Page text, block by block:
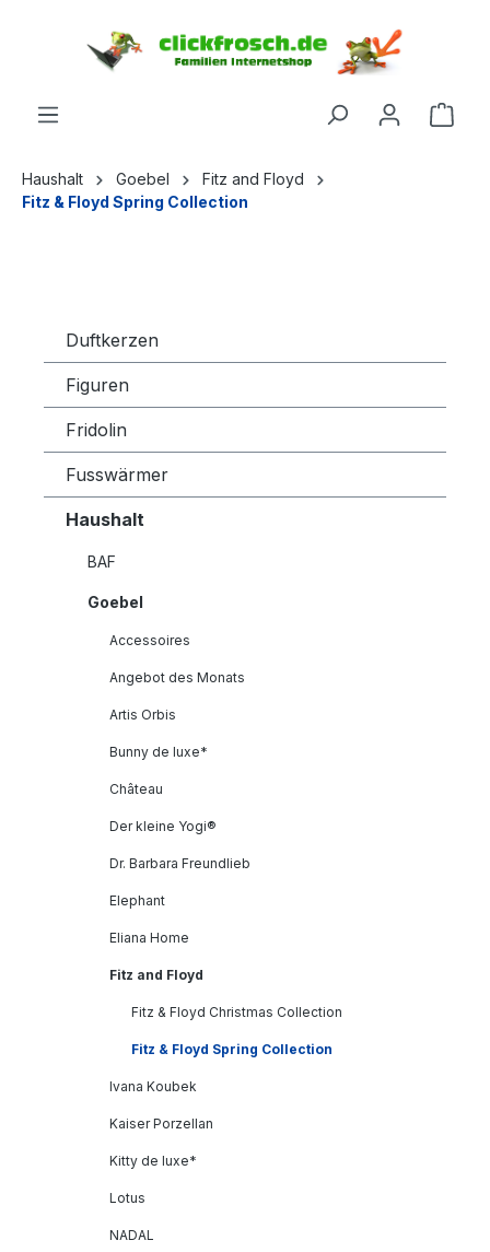
Haushalt Goebel
Fitz and Floyd
Fitz & Floyd Spring Collection
Duftkerzen
Figuren
Fridolin
Fusswärmer
Haushalt
BAF
Goebel
Accessoires
Angebot des Monats
Artis Orbis
Bunny de luxe*
Château
Der kleine Yogi®
Dr. Barbara Freundlieb
Elephant
Eliana Home
Fitz and Floyd
Fitz & Floyd Christmas Collection
Fitz & Floyd Spring Collection
Ivana Koubek
Kaiser Porzellan
Kitty de luxe*
Lotus
NADAL